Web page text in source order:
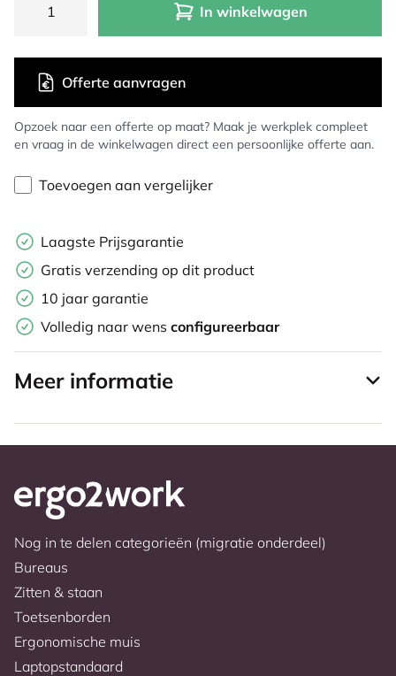
In winkelwagen
Opzoek naar een offerte op maat? Maak je werkplek compleet
en vraag in de winkelwagen direct een persoonlijke offerte aan.
Offerte aanvragen
Toevoegen aan vergelijker
Laagste Prijsgarantie
Gratis verzending op dit product
10 jaar garantie
Volledig naar wens configureerbaar
Meer informatie
Nog in te delen categorieën (migratie onderdeel)
Bureaus
Zitten & staan
Toetsenborden
Ergonomische muis
Laptopstandaard